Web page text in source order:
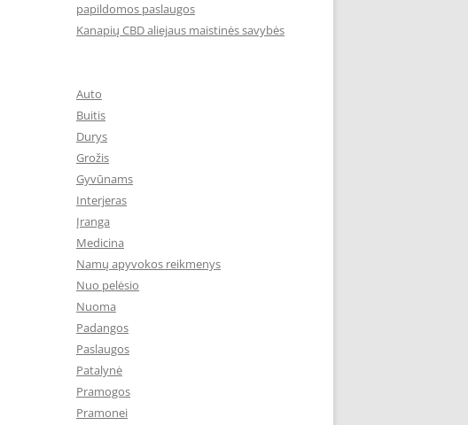
papildomos paslaugos
Kanapių CBD aliejaus maistinės savybės
Auto
Buitis
Durys
Grožis
Gyvūnams
Interjeras
Įranga
Medicina
Namų apyvokos reikmenys
Nuo pelėsio
Nuoma
Padangos
Paslaugos
Patalynė
Pramogos
Pramonei